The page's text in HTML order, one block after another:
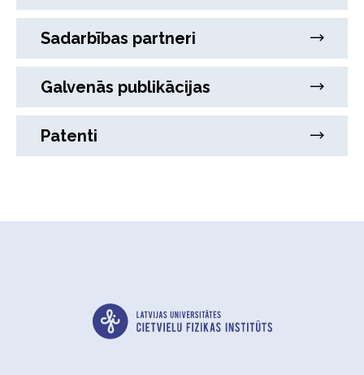
Sadarbības partneri
Galvenās publikācijas
Patenti